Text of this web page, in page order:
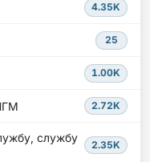
4.35K
25
1.00K
2.72K
службу
2.35K